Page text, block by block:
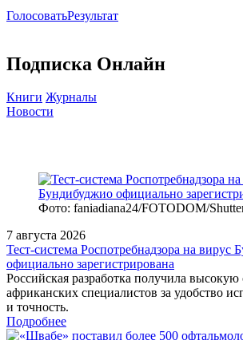
ГолосоватьРезультат
Подписка Онлайн
Книги Журналы
Новости
Фото: faniadiana24/FOTODOM/
7 августа 2026
Тест‑система Роспотребнадзора на вирус
официально зарегистрирована
Российская разработка получила высокую
африканских специалистов за удобство
и точность.
Подробнее